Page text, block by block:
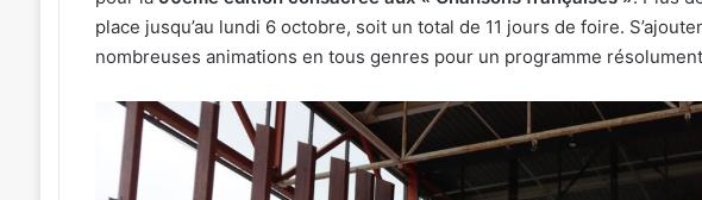
place jusqu’au lundi 6 octobre, soit un total de 11 jours de foire.
nombreuses animations en tous genres pour un programme